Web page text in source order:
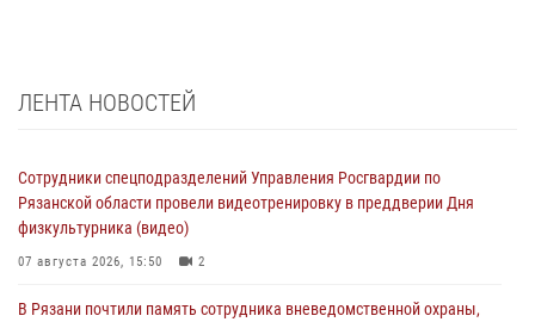
ЛЕНТА НОВОСТЕЙ
Сотрудники спецподразделений Управления Росгвардии по
Рязанской области провели видеотренировку в преддверии Дня
физкультурника (видео)
07 августа 2026, 15:50 2
В Рязани почтили память сотрудника вневедомственной охраны,